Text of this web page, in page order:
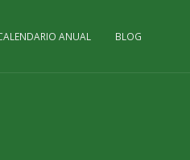
ANUAL BLOG